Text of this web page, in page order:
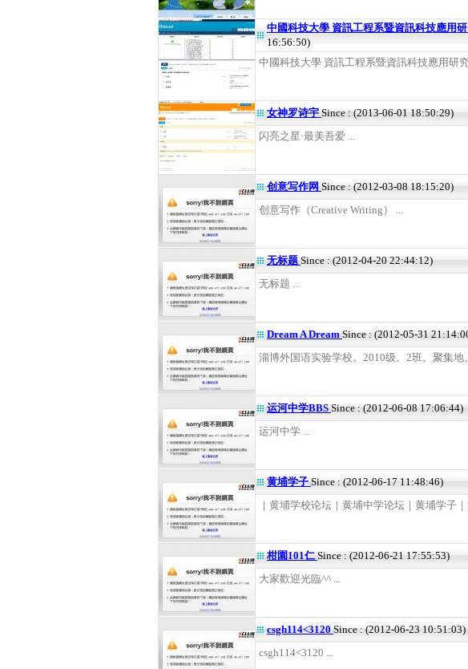
中國科技大學 資訊工程系暨資訊科技應用
16:56:50)
中國科技大學 資訊工程系暨資訊科技應用研
女神罗诗宇 Since : (2013-06-01 18:50:29)
闪亮之星·最美吾爱 ...
创意写作网 Since : (2012-03-08 18:15:20)
创意写作（Creative Writing） ...
无标题 Since : (2012-04-20 22:44:12)
无标题 ...
Dream A Dream Since : (2012-05-31
淄博外国语实验学校。2010级。2班。聚集地
运河中学BBS Since : (2012-06-08 17:06:44)
运河中学 ...
黄埔学子 Since : (2012-06-17 11:48:46)
｜黄埔学校论坛｜黄埔中学论坛｜黄埔学子
柑園101仁Since : (2012-06-21 17:55:53)
大家歡迎光臨^^ ...
csgh114<3120 Since : (2012-06-23 10:51:03)
csgh114<3120 ...